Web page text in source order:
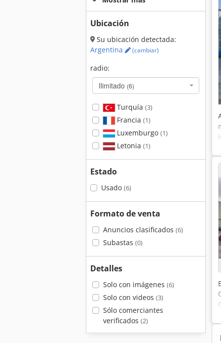
Ubicación
Su ubicación detectada:
Argentina
(cambiar)
radio:
Ilimitado (6)
Turquía (3)
Francia (1)
Luxemburgo (1)
Letonia (1)
Estado
Usado (6)
Formato de venta
Anuncios clasificados (6)
Subastas (0)
Detalles
Solo con imágenes (6)
Solo con videos (3)
Sólo comerciantes
verificados (2)